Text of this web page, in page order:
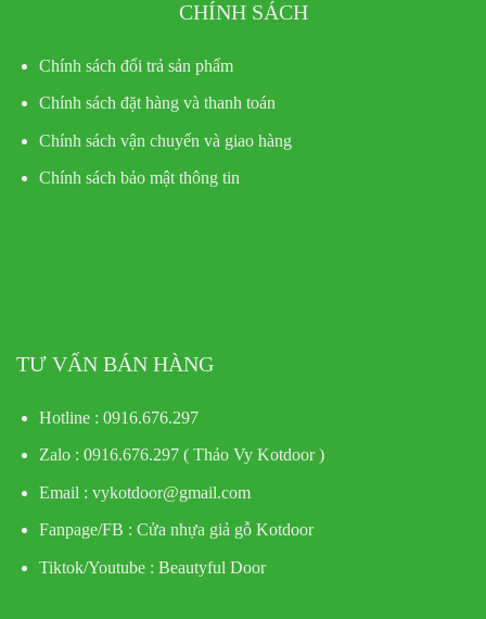
CHÍNH SÁCH
Chính sách đổi trả sản phẩm
Chính sách đặt hàng và thanh toán
Chính sách vận chuyển và giao hàng
Chính sách bảo mật thông tin
TƯ VẤN BÁN HÀNG
Hotline : 0916.676.297
Zalo : 0916.676.297 ( Thảo Vy Kotdoor )
Email : vykotdoor@gmail.com
Fanpage/FB : Cửa nhựa giả gỗ Kotdoor
Tiktok/Youtube : Beautyful Door